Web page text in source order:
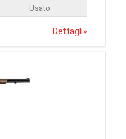
Usato
Dettagli»